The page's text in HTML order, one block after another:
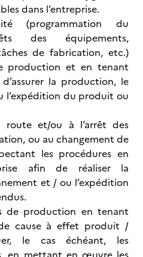
dans l’entreprise.
(programmation du
des équipements,
de fabrication, etc.)
production et en tenant
la production, le
du produit ou
route et/ou à l’arrêt des
ou au changement de
les procédures en
afin de réaliser la
et / ou l’expédition
de production en tenant
cause à effet produit /
le cas échéant, les